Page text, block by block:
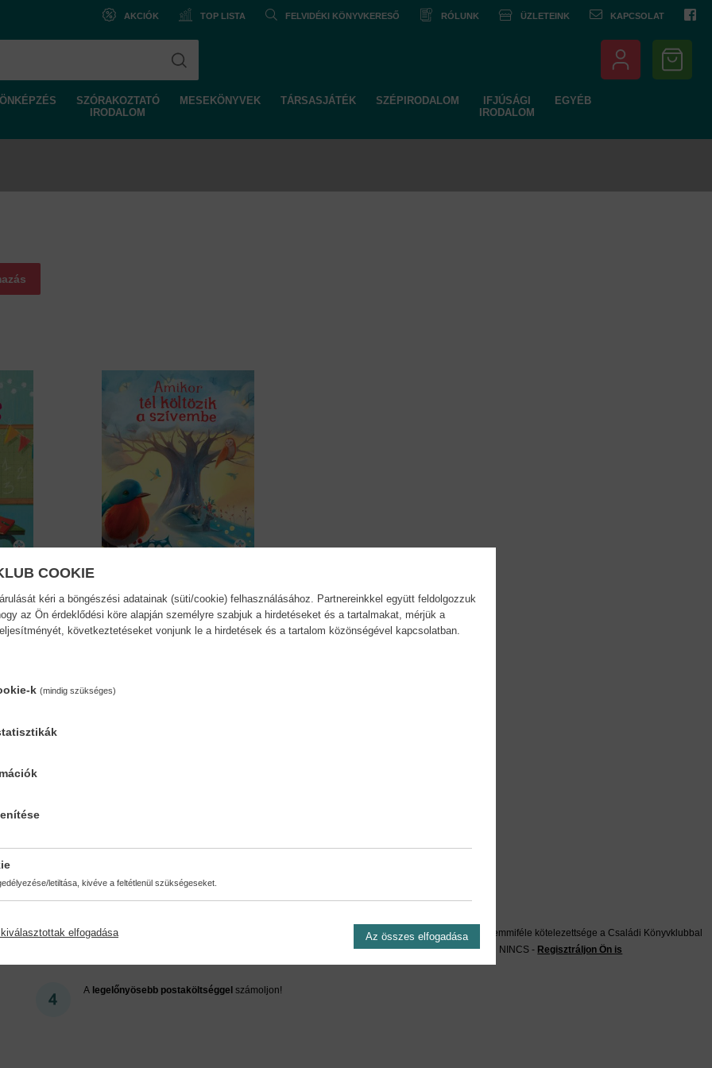
AKCIÓK TOP LISTA FELVIDÉKI KÖNYVKERESŐ RÓLUNK ÜZLETEINK KAPCSOLAT
ÖNKÉPZÉS
SZÓRAKOZTATÓ
IRODALOM
MESEKÖNYVEK TÁRSASJÁTÉK SZÉPIRODALOM
IFJÚSÁGI
IRODALOM
EGYÉB
Amikor tél költözik a...
Chiara Ravizza
regisztráljon az oldalunkon?
Kedvezmények, nyereményjátékok, bónuszok
A legelőnyösebb postaköltséggel számoljon!
Önnek semmiféle kötelezettsége a Családi Könyvklubbal
szemben NINCS - Regisztráljon Ön is
COOKIE
kéri a böngészési adatainak (süti/cookie) felhasználásához. Partnereinkkel együtt feldolgozzuk
az Ön érdeklődési köre alapján személyre szabjuk a hirdetéseket és a tartalmakat, mérjük a
következtetéseket vonjunk le a hirdetések és a tartalom közönségével kapcsolatban.
k (mindig szükséges)
letiltása, kivéve a feltétlenül szükségeseket.
elfogadása Az összes elfogadása